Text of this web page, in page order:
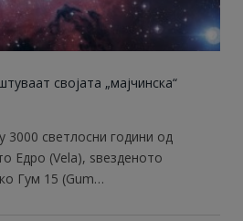
својата „мајчинска“
3000 светлосни години од
Едро (Vela), ѕвезденото
Гум 15 (Gum…